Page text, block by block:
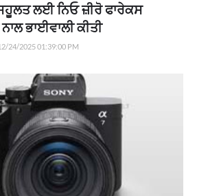
ਲਈ ਨਿਓ ਜ਼ੀਰੋ ਫਾਰੇਕਸ
ਭਾਈਵਾਲੀ ਕੀਤੀ
24/2025 01:39:00 PM